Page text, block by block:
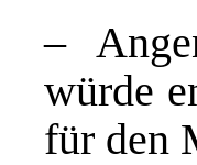
–
würde
für den